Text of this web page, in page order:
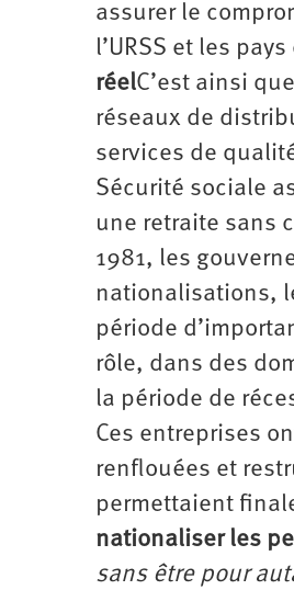
assurer le
l’URSS et les
réelC’est ainsi
réseaux de
services de
Sécurité sociale
une retraite sans
1981, les
nationalisations,
période
rôle, dans des
la période de
Ces entreprises
renflouées et
permettaient
nationaliser les
sans être pour